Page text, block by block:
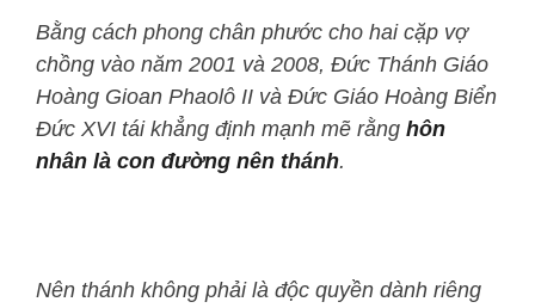
Bằng cách phong chân phước cho hai cặp vợ
chồng vào năm 2001 và 2008, Đức Thánh Giáo
Hoàng Gioan Phaolô II và Đức Giáo Hoàng Biển
Đức XVI tái khẳng định mạnh mẽ rằng hôn
nhân là con đường nên thánh.
Nên thánh không phải là độc quyền dành riêng